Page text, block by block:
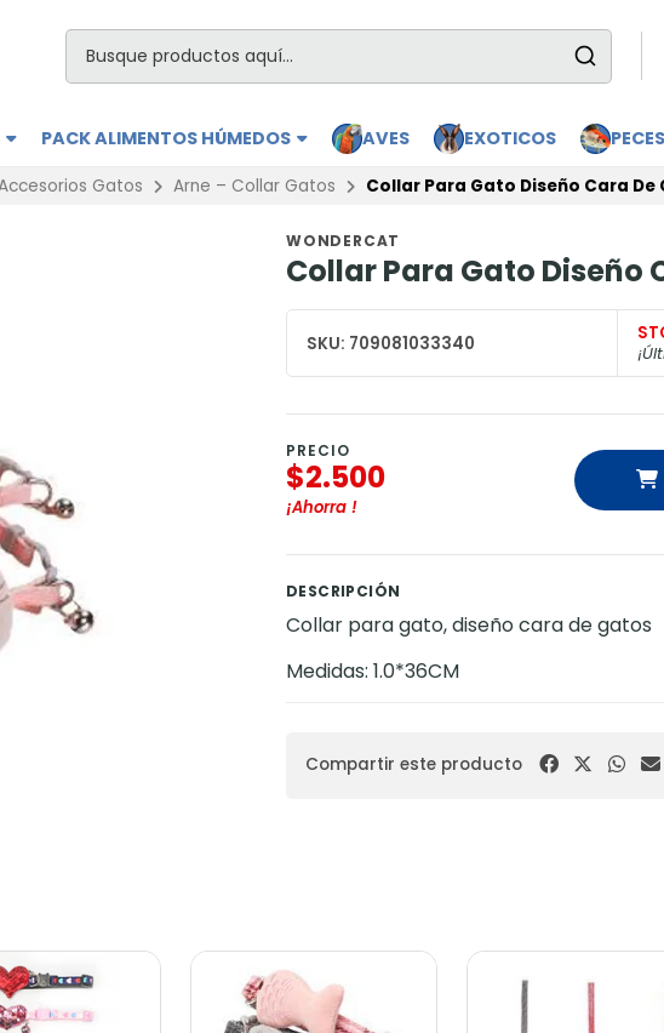
PACK ALIMENTOS HÚMEDOS AVES EXOTICOS PECES
Gatos Arne – Collar Gatos Collar Para Gato Diseño Cara De
WONDERCAT
Collar Para Gato Diseño
SKU: 709081033340
PRECIO
$2.500
¡Ahorra !
DESCRIPCIÓN
Collar para gato, diseño cara de gatos
Medidas: 1.0*36CM
Compartir este producto